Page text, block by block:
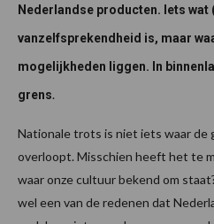
Nederlandse producten. Iets wat
vanzelfsprekendheid is, maar
mogelijkheden liggen. In
grens.
Nationale trots is niet iets waar de
overloopt. Misschien heeft het te
waar onze cultuur bekend om
wel een van de redenen dat